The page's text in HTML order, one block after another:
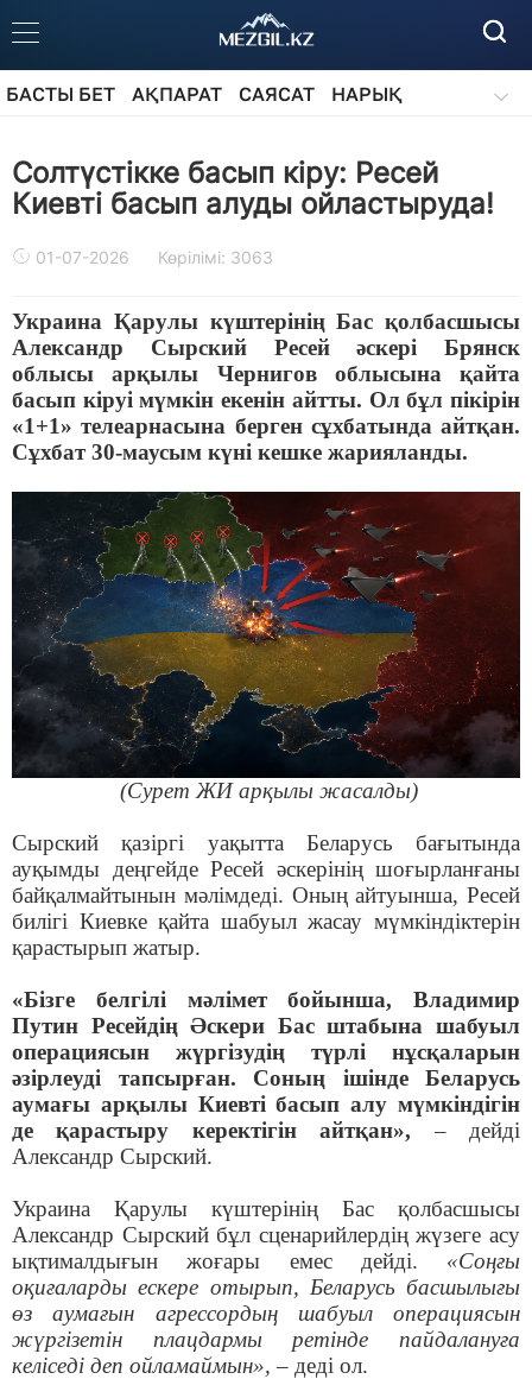
БАСТЫ БЕТ АҚПАРАТ САЯСАТ
НАРЫҚ
Cолтүстікке басып кіру: Ресей
Киевті басып алуды ойластыруда!
01-07-2026 Көрілімі: 3063
Украина Қарулы күштерінің Бас қолбасшысы
Александр Сырский Ресей әскері Брянск
облысы арқылы Чернигов облысына қайта
басып кіруі мүмкін екенін айтты. Ол бұл пікірін
«1+1» телеарнасына берген сұхбатында айтқан.
Сұхбат 30-маусым күні кешке жарияланды.
(Сурет ЖИ арқылы жасалды)
Сырский қазіргі уақытта Беларусь бағытында
ауқымды деңгейде Ресей әскерінің шоғырланғаны
байқалмайтынын мәлімдеді. Оның айтуынша, Ресей
билігі Киевке қайта шабуыл жасау мүмкіндіктерін
қарастырып жатыр.
«Бізге белгілі мәлімет бойынша, Владимир
Путин Ресейдің Әскери Бас штабына шабуыл
операциясын жүргізудің түрлі нұсқаларын
әзірлеуді тапсырған. Соның ішінде Беларусь
аумағы арқылы Киевті басып алу мүмкіндігін
де қарастыру керектігін айтқан»,– дейді
Александр Сырский.
Украина Қарулы күштерінің Бас қолбасшысы
Александр Сырский бұл сценарийлердің жүзеге асу
ықтималдығын жоғары емес дейді. «Соңғы
оқиғаларды ескере отырып, Беларусь басшылығы
өз аумағын агрессордың шабуыл операциясын
жүргізетін плацдармы ретінде пайдалануға
келіседі деп ойламаймын», – деді ол.